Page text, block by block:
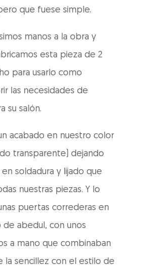
que fuese simple.
manos a la obra y
esta pieza de 2
para usarlo como
las necesidades de
su salón.
acabado en nuestro color
transparente) dejando
soldadura y lijado que
nuestras piezas. Y lo
puertas correderas en
abedul, con unos
a mano que combinaban
sencillez con el estilo de